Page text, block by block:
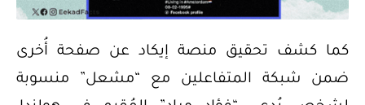
كما كشف تحقيق منصة إيكاد عن صفحة أُخرى
ضمن شبكة المتفاعلين مع “مشعل” منسوبة